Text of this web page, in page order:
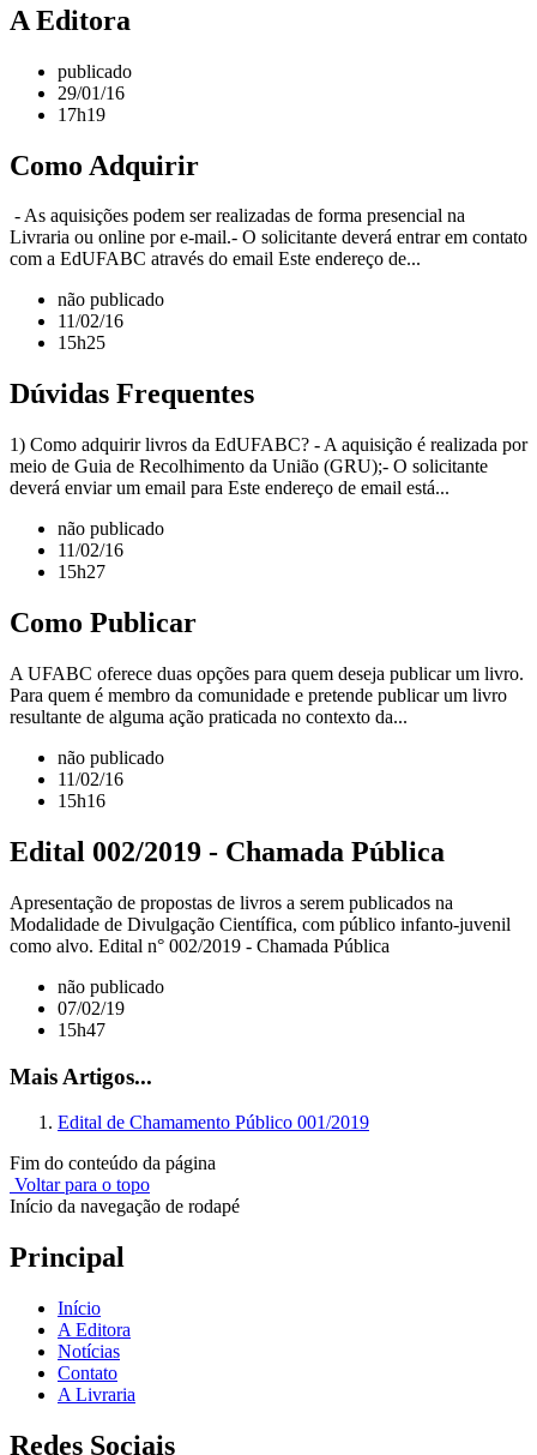
A Editora
publicado
29/01/16
17h19
Como Adquirir
- As aquisições podem ser realizadas de forma presencial na
Livraria ou online por e-mail.- O solicitante deverá entrar em contato
com a EdUFABC através do email Este endereço de...
não publicado
11/02/16
15h25
Dúvidas Frequentes
1) Como adquirir livros da EdUFABC? - A aquisição é realizada por
meio de Guia de Recolhimento da União (GRU);- O solicitante
deverá enviar um email para Este endereço de email está...
não publicado
11/02/16
15h27
Como Publicar
A UFABC oferece duas opções para quem deseja publicar um livro.
Para quem é membro da comunidade e pretende publicar um livro
resultante de alguma ação praticada no contexto da...
não publicado
11/02/16
15h16
Edital 002/2019 - Chamada Pública
Apresentação de propostas de livros a serem publicados na
Modalidade de Divulgação Científica, com público infanto-juvenil
como alvo. Edital n° 002/2019 - Chamada Pública
não publicado
07/02/19
15h47
Mais Artigos...
Edital de Chamamento Público 001/2019
Fim do conteúdo da página
Voltar para o topo
Início da navegação de rodapé
Principal
Início
A Editora
Notícias
Contato
A Livraria
Redes Sociais